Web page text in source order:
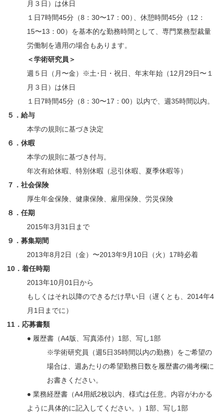
月３日）は休日
１日7時間45分（8：30〜17：00）
、休憩時間45分（12：
15〜13：00）を基本的な勤務時間として、専門業務型裁量
労働制を適用の場合もあります。
＜学術研究員＞
週５日（月〜金）※土･日・祝日、年末年始（12月29日〜１
月３日）は休日
１日7時間45分（8：30〜17：00）以内で、週35時間以内。
５．給与
本学の規則に基づき決定
６．休暇
本学の規則に基づき付与。
年次有給休暇、特別休暇（忌引休暇、夏季休暇等）
７．社会保険
厚生年金保険、健康保険、雇用保険、労災保険
８．任期
2015年3月31日まで
９．募集期間
2013年8月2日（金）〜2013年9月10日（火）17時必着
10．着任時期
2013年10月01日から
もしくはそれ以降のできるだけ早い日（遅くとも、2014年4
月1日までに）
11．応募書類
● 履歴書（A4版、写真添付）1部、写し1部
※学術研究員（週5日35時間以内の勤務）をご希望の
場合は、週あたりの希望勤務日数を履歴書の備考欄に
お書きください。
● 業務経歴書（A4用紙2枚以内、様式は任意。内容がわかる
ように具体的に記入してください。）1部、写し1部